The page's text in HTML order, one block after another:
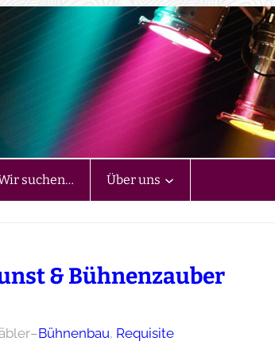
suchen… Über uns
& Bühnenzauber
–Bühnenbau, Requisite